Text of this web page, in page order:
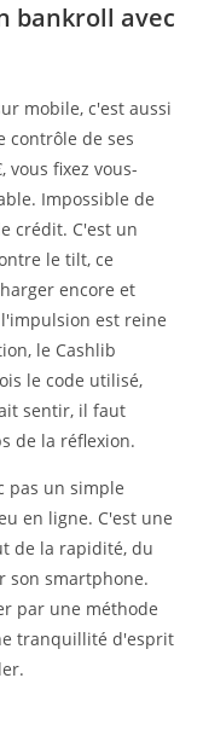
bankroll avec
mobile, c'est aussi
contrôle de ses
vous fixez vous-
Impossible de
crédit. C'est un
le tilt, ce
encore et
est reine
le Cashlib
le code utilisé,
sentir, il faut
de la réflexion.
pas un simple
en ligne. C'est une
de la rapidité, du
son smartphone.
par une méthode
tranquillité d'esprit